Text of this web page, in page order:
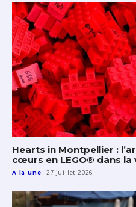
Hearts in Montpellier :
cœurs en LEGO® dans la
A la une 27 juillet 2026